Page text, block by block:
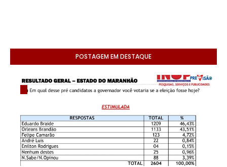
POSTAGEM EM DESTAQUE